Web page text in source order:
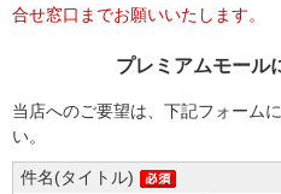
合せ窓口までお願いいたします。
プレミアムモール
当店へのご要望は、下記フォーム
い。
件名(タイトル)